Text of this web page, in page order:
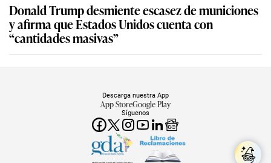
Donald Trump desmiente escasez de municiones
y afirma que Estados Unidos cuenta con
“cantidades masivas”
Síguenos
Descarga nuestra App
App StoreGoogle Play